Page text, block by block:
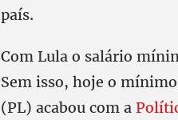
país.
Com Lula o salário
Sem isso, hoje o mínimo
(PL) acabou com a